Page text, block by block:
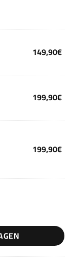
149,90€
199,90€
199,90€